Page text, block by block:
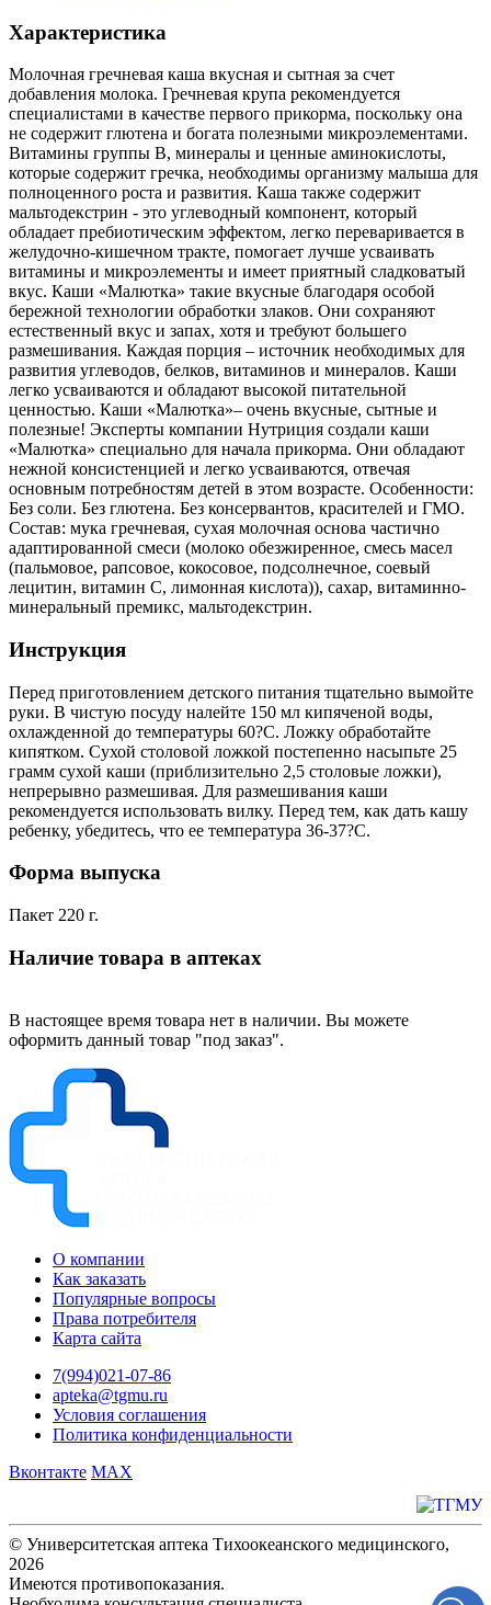
Характеристика
Молочная гречневая каша вкусная и сытная за счет
добавления молока. Гречневая крупа рекомендуется
специалистами в качестве первого прикорма, поскольку она
не содержит глютена и богата полезными микроэлементами.
Витамины группы В, минералы и ценные аминокислоты,
которые содержит гречка, необходимы организму малыша для
полноценного роста и развития. Каша также содержит
мальтодекстрин - это углеводный компонент, который
обладает пребиотическим эффектом, легко переваривается в
желудочно-кишечном тракте, помогает лучше усваивать
витамины и микроэлементы и имеет приятный сладковатый
вкус. Каши «Малютка» такие вкусные благодаря особой
бережной технологии обработки злаков. Они сохраняют
естественный вкус и запах, хотя и требуют большего
размешивания. Каждая порция – источник необходимых для
развития углеводов, белков, витаминов и минералов. Каши
легко усваиваются и обладают высокой питательной
ценностью. Каши «Малютка»– очень вкусные, сытные и
полезные! Эксперты компании Нутриция создали каши
«Малютка» специально для начала прикорма. Они обладают
нежной консистенцией и легко усваиваются, отвечая
основным потребностям детей в этом возрасте. Особенности:
Без соли. Без глютена. Без консервантов, красителей и ГМО.
Состав: мука гречневая, сухая молочная основа частично
адаптированной смеси (молоко обезжиренное, смесь масел
(пальмовое, рапсовое, кокосовое, подсолнечное, соевый
лецитин, витамин С, лимонная кислота)), сахар, витаминно-
минеральный премикс, мальтодекстрин.
Инструкция
Перед приготовлением детского питания тщательно вымойте
руки. В чистую посуду налейте 150 мл кипяченой воды,
охлажденной до температуры 60?С. Ложку обработайте
кипятком. Сухой столовой ложкой постепенно насыпьте 25
грамм сухой каши (приблизительно 2,5 столовые ложки),
непрерывно размешивая. Для размешивания каши
рекомендуется использовать вилку. Перед тем, как дать кашу
ребенку, убедитесь, что ее температура 36-37?С.
Форма выпуска
Пакет 220 г.
Наличие товара в аптеках
В настоящее время товара нет в наличии. Вы можете
оформить данный товар "под заказ".
О компании
Как заказать
Популярные вопросы
Права потребителя
Карта сайта
7(994)021-07-86
apteka@tgmu.ru
Условия соглашения
Политика конфиденциальности
Вконтакте MAX
© Университетская аптека Тихоокеанского медицинского,
2026
Имеются противопоказания.